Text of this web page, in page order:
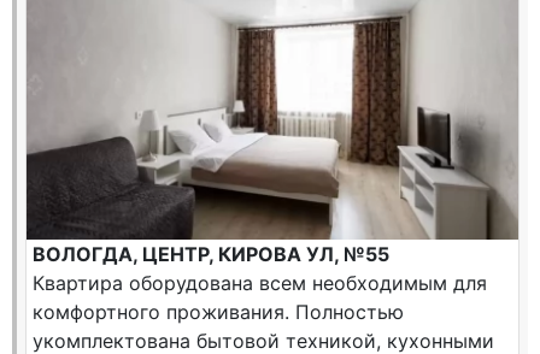
ВОЛОГДА, ЦЕНТР, КИРОВА УЛ, №55
Квартира оборудована всем необходимым для
комфортного проживания. Полностью
укомплектована бытовой техникой, кухонными